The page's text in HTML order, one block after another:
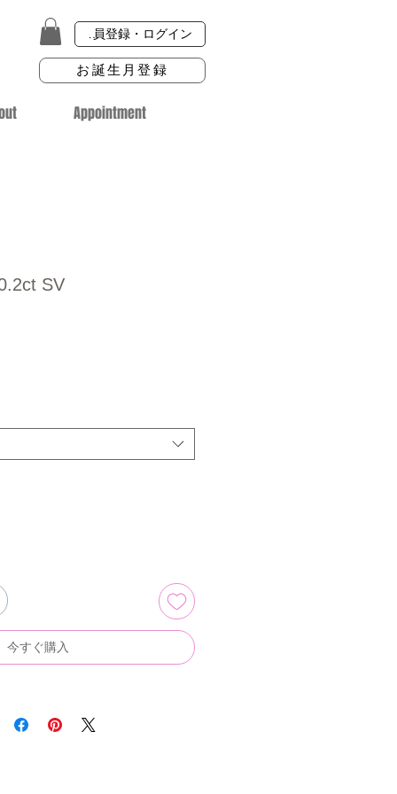
会員登録・ログイン
お誕生月登録
Appointment
SV
今すぐ購入